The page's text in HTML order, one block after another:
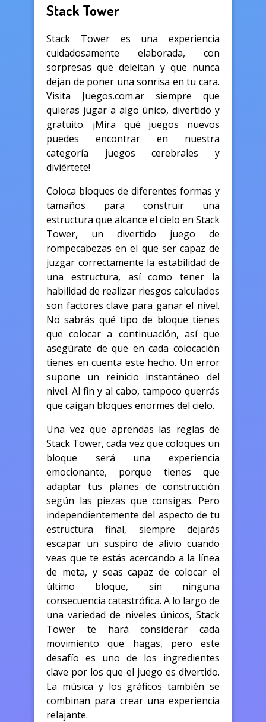
Stack Tower
Stack Tower es una experiencia
cuidadosamente elaborada, con
sorpresas que deleitan y que nunca
dejan de poner una sonrisa en tu cara.
Visita Juegos.com.ar siempre que
quieras jugar a algo único, divertido y
gratuito. ¡Mira qué juegos nuevos
puedes encontrar en nuestra
categoría juegos cerebrales y
diviértete!
Coloca bloques de diferentes formas y
tamaños para construir una
estructura que alcance el cielo en Stack
Tower, un divertido juego de
rompecabezas en el que ser capaz de
juzgar correctamente la estabilidad de
una estructura, así como tener la
habilidad de realizar riesgos calculados
son factores clave para ganar el nivel.
No sabrás qué tipo de bloque tienes
que colocar a continuación, así que
asegúrate de que en cada colocación
tienes en cuenta este hecho. Un error
supone un reinicio instantáneo del
nivel. Al fin y al cabo, tampoco querrás
que caigan bloques enormes del cielo.
Una vez que aprendas las reglas de
Stack Tower, cada vez que coloques un
bloque será una experiencia
emocionante, porque tienes que
adaptar tus planes de construcción
según las piezas que consigas. Pero
independientemente del aspecto de tu
estructura final, siempre dejarás
escapar un suspiro de alivio cuando
veas que te estás acercando a la línea
de meta, y seas capaz de colocar el
último bloque, sin ninguna
consecuencia catastrófica. A lo largo de
una variedad de niveles únicos, Stack
Tower te hará considerar cada
movimiento que hagas, pero este
desafío es uno de los ingredientes
clave por los que el juego es divertido.
La música y los gráficos también se
combinan para crear una experiencia
relajante.